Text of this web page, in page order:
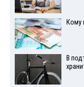
Кому
В